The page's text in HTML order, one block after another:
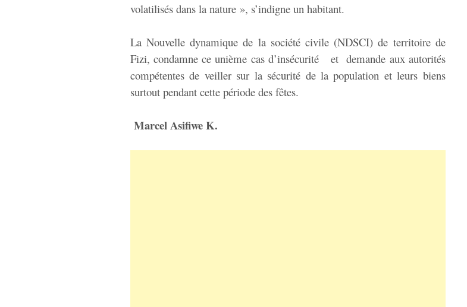
volatilisés dans la nature », s’indigne un habitant.
La Nouvelle dynamique de la société civile (NDSCI) de territoire de
Fizi, condamne ce unième cas d’insécurité et demande aux autorités
compétentes de veiller sur la sécurité de la population et leurs biens
surtout pendant cette période des fêtes.
Marcel Asifiwe K.